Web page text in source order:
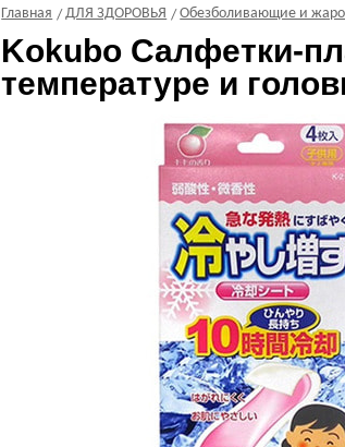
Главная ДЛЯ ЗДОРОВЬЯ Обезболивающие и
Kokubo Салфетки-
температуре и